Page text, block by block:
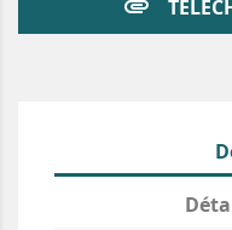
attachment